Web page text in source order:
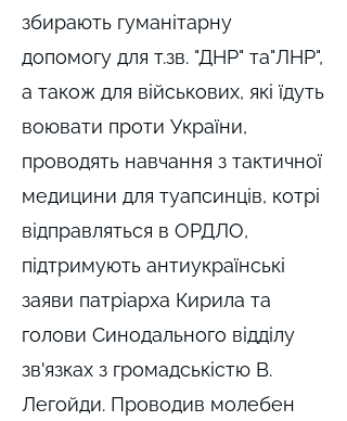
збирають гуманітарну
допомогу для т.зв. "ДНР" та"ЛНР",
а також для військових, які їдуть
воювати проти України,
проводять навчання з тактичної
медицини для туапсинців, котрі
відправляться в ОРДЛО,
підтримують антиукраїнські
заяви патріарха Кирила та
голови Синодального відділу
зв'язках з громадськістю В.
Легойди. Проводив молебен